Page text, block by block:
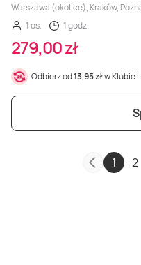
Warszawa (okolice), Kraków,
1 os.
1 godz.
279,00 zł
Odbierz od13,95 złw Klubie
1 2